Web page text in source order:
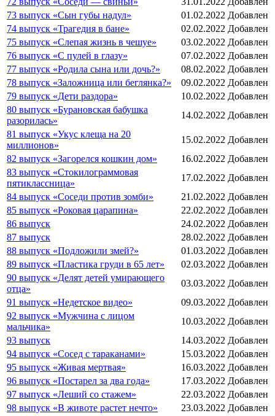
73 выпуск «Сын губы надул»
01.02.2022 Добавлен
74 выпуск «Трагедия в бане»
02.02.2022 Добавлен
75 выпуск «Слепая жизнь в чешуе»
03.02.2022 Добавлен
76 выпуск «С пулей в глазу»
07.02.2022 Добавлен
77 выпуск «Родила сына или дочь?»
08.02.2022 Добавлен
78 выпуск «Заложница или беглянка?»
09.02.2022 Добавлен
79 выпуск «Дети раздора»
10.02.2022 Добавлен
80 выпуск «Бурановская бабушка
разорилась»
14.02.2022 Добавлен
81 выпуск «Укус клеща на 20
миллионов»
15.02.2022 Добавлен
82 выпуск «Загорелся кошкин дом»
16.02.2022 Добавлен
83 выпуск «Стокилограммовая
пятиклассница»
17.02.2022 Добавлен
84 выпуск «Соседи против зомби»
21.02.2022 Добавлен
85 выпуск «Роковая царапина»
22.02.2022 Добавлен
86 выпуск
24.02.2022 Добавлен
87 выпуск
28.02.2022 Добавлен
88 выпуск «Подложили змей?»
01.03.2022 Добавлен
89 выпуск «Пластика груди в 65 лет»
02.03.2022 Добавлен
90 выпуск «Делят детей умирающего
отца»
03.03.2022 Добавлен
91 выпуск «Недетское видео»
09.03.2022 Добавлен
92 выпуск «Мужчина с лицом
мальчика»
10.03.2022 Добавлен
93 выпуск
14.03.2022 Добавлен
94 выпуск «Сосед с тараканами»
15.03.2022 Добавлен
95 выпуск «Живая мертвая»
16.03.2022 Добавлен
96 выпуск «Постарел за два года»
17.03.2022 Добавлен
97 выпуск «Леший со стажем»
22.03.2022 Добавлен
98 выпуск «В животе растет нечто»
23.03.2022 Добавлен